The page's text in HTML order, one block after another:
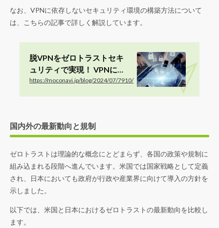
なお、VPNに依存しないセキュリティ環境の構築方法について
は、こちらの記事で詳しく解説しています。
脱VPNをゼロトラストセキ
ュリティで実現！ VPNに依
存しない安全な通信環境を
https://moconavi.jp/blog/2024/07/7910/
国内外の最新動向と規制
ゼロトラストは理論的な概念にとどまらず、各国の政策や規制に
組み込まれる段階へ進んでいます。米国では国家戦略として定義
され、日本においても政府が行政や産業界に向けて導入の方針を
示しました。
以下では、米国と日本におけるゼロトラストの最新動向を比較し
ます。